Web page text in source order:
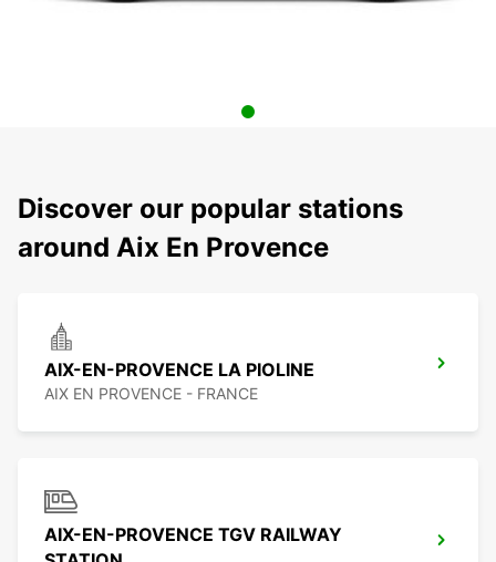
Discover our popular stations
around Aix En Provence
AIX-EN-PROVENCE LA PIOLINE
AIX EN PROVENCE - FRANCE
AIX-EN-PROVENCE TGV RAILWAY